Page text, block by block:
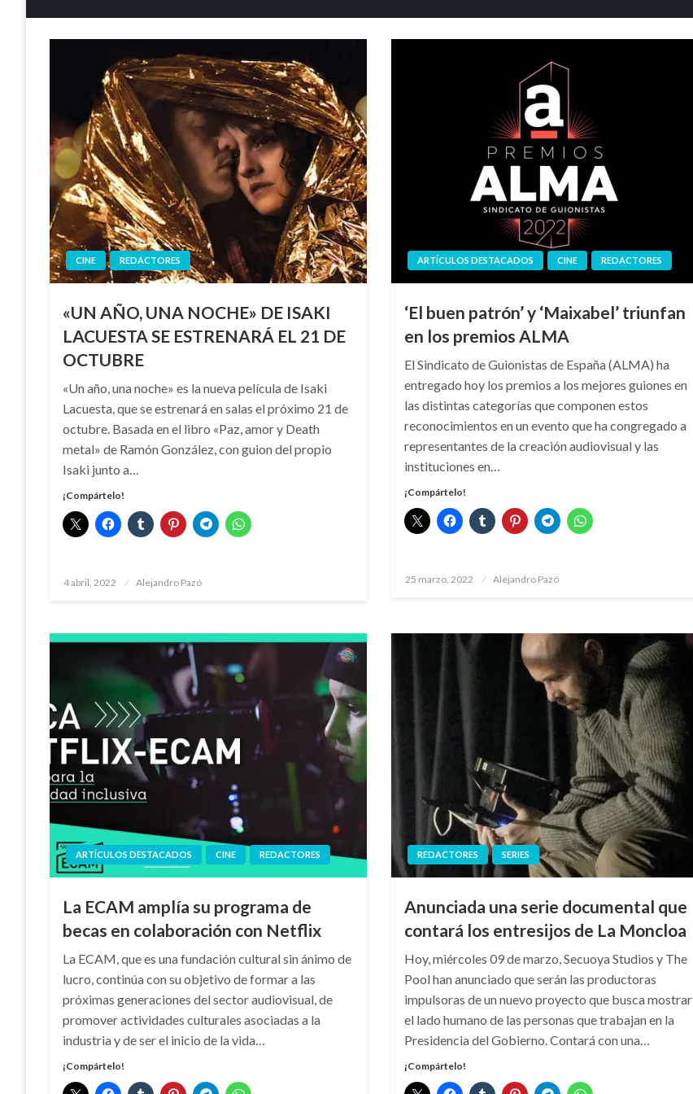
CINE REDACTORES
«UN AÑO, UNA NOCHE» DE ISAKI
LACUESTA SE ESTRENARÁ EL 21 DE
OCTUBRE
«Un año, una noche» es la nueva película de Isaki
Lacuesta, que se estrenará en salas el próximo 21 de
octubre. Basada en el libro «Paz, amor y Death
metal» de Ramón González, con guion del propio
Isaki junto a…
¡Compártelo!
Publicado
4 abril, 2022 Alejandro Pazó
ARTÍCULOS DESTACADOS CINE REDACTORES
‘El buen patrón’ y ‘Maixabel’ triunfan
en los premios ALMA
El Sindicato de Guionistas de España (ALMA) ha
entregado hoy los premios a los mejores guiones en
las distintas categorías que componen estos
reconocimientos en un evento que ha congregado a
representantes de la creación audiovisual y las
instituciones en…
¡Compártelo!
Publicado
25 marzo, 2022 Alejandro Pazó
ARTÍCULOS DESTACADOS CINE REDACTORES
La ECAM amplía su programa de
becas en colaboración con Netflix
La ECAM, que es una fundación cultural sin ánimo de
lucro, continúa con su objetivo de formar a las
próximas generaciones del sector audiovisual, de
promover actividades culturales asociadas a la
industria y de ser el inicio de la vida…
¡Compártelo!
REDACTORES SERIES
Anunciada una serie documental que
contará los entresijos de La Moncloa
Hoy, miércoles 09 de marzo, Secuoya Studios y The
Pool han anunciado que serán las productoras
impulsoras de un nuevo proyecto que busca mostrar
el lado humano de las personas que trabajan en la
Presidencia del Gobierno. Contará con una…
¡Compártelo!